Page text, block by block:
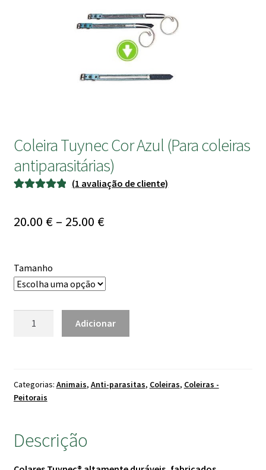
Coleira Tuynec Cor Azul (Para coleiras
antiparasitárias)
5 com base
de cliente
(1 avaliação de cliente)
20.00 € – 25.00 €Price
25.00 €
Tamanho
Azul
antiparasitárias)
Adicionar
Categorias: Animais, Anti-parasitas, Coleiras, Coleiras -
Peitorais
Descrição